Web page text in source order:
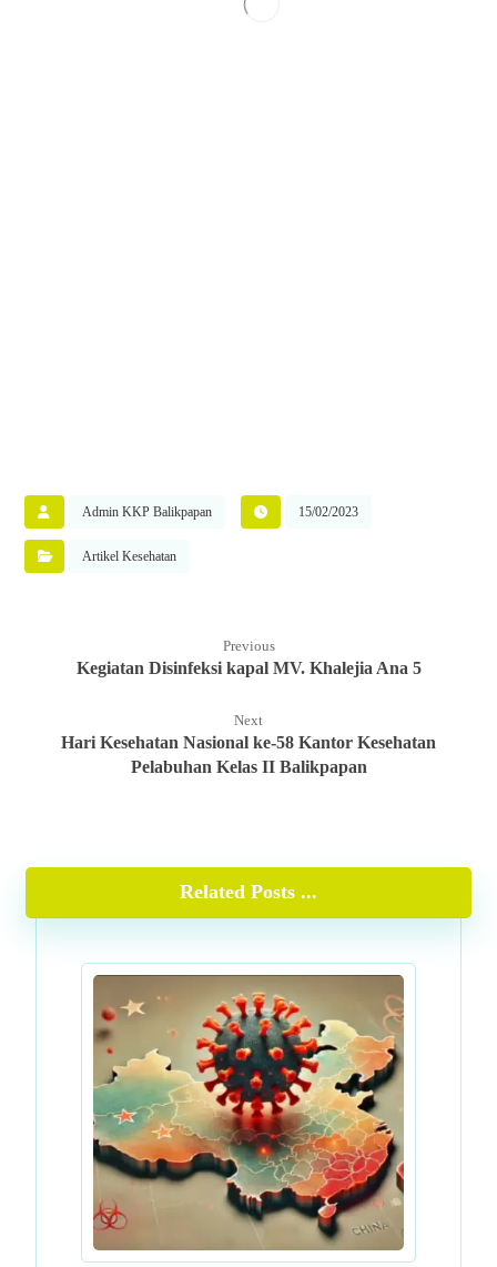
Admin KKP Balikpapan 15/02/2023
Artikel Kesehatan
Previous
Kegiatan Disinfeksi kapal MV. Khalejia Ana 5
Next
Hari Kesehatan Nasional ke-58 Kantor Kesehatan
Pelabuhan Kelas II Balikpapan
Related Posts ...